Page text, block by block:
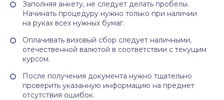
Заполняя анкету, не следует делать пробелы.
Начинать процедуру нужно только при наличии
на руках всех нужных бумаг.
Оплачивать визовый сбор следует наличными,
отечественной валютой в соответствии с текущим
курсом.
После получения документа нужно тщательно
проверить указанную информацию на предмет
отсутствия ошибок.